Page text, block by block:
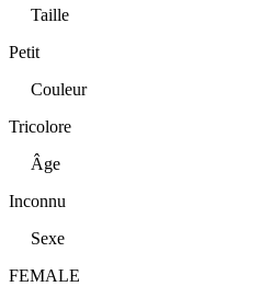
Taille
Petit
Couleur
Tricolore
Âge
Inconnu
Sexe
FEMALE